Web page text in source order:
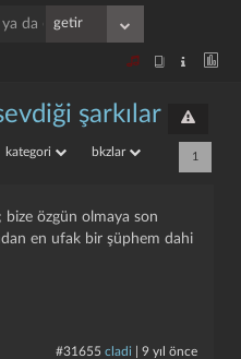
şarkılar
kategori bkzlar 1
bize özgün olmaya son
en ufak bir şüphem dahi
#31655 cladi 9 yıl önce